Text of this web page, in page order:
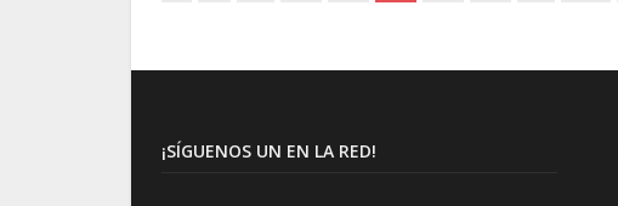
¡SÍGUENOS UN EN LA RED!